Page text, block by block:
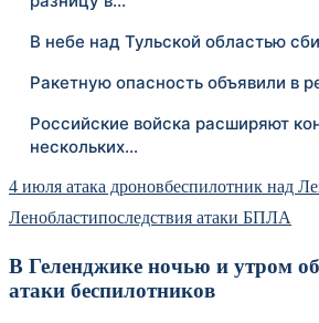
В небе над Тульской областью
Ракетную опасность объявили в
Российские войска расширяют
нескольких…
4 июля атака дроновбеспилотник над
Ленобластипоследствия атаки БПЛА
В Геленджике ночью и утром
атаки беспилотников